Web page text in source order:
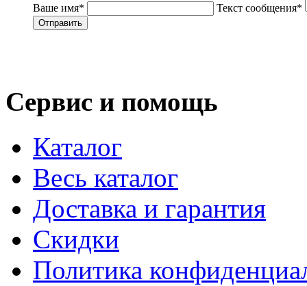
Ваше имя* Текст сообщения*
Сервис и помощь
Каталог
Весь каталог
Доставка и гарантия
Скидки
Политика